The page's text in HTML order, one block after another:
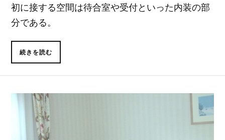
初に接する空間は待合室や受付といった内装の部
分である。
続きを読む